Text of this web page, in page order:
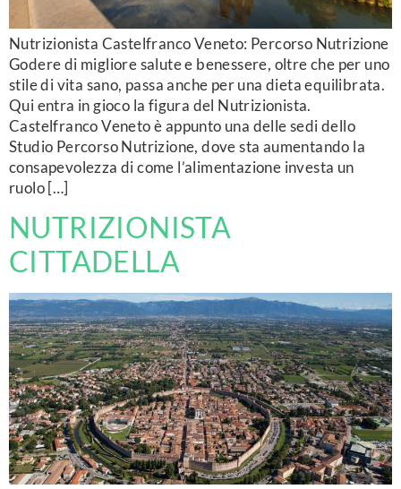
Nutrizionista Castelfranco Veneto: Percorso Nutrizione
Godere di migliore salute e benessere, oltre che per uno
stile di vita sano, passa anche per una dieta equilibrata.
Qui entra in gioco la figura del Nutrizionista.
Castelfranco Veneto è appunto una delle sedi dello
Studio Percorso Nutrizione, dove sta aumentando la
consapevolezza di come l’alimentazione investa un
ruolo […]
NUTRIZIONISTA
CITTADELLA